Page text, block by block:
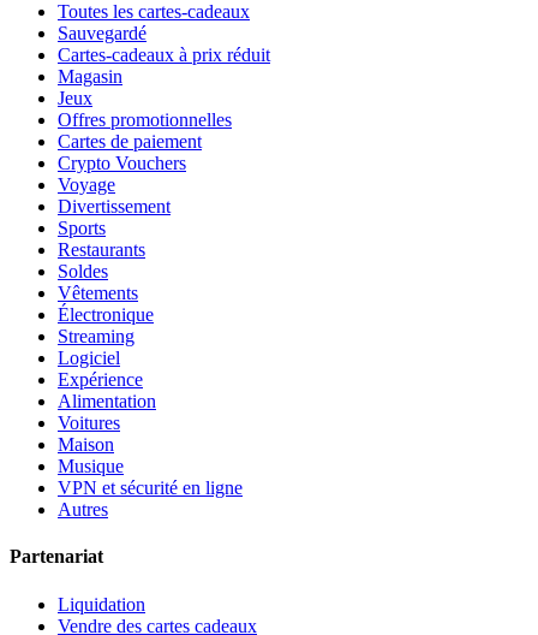
Toutes les cartes-cadeaux
Sauvegardé
Cartes-cadeaux à prix réduit
Magasin
Jeux
Offres promotionnelles
Cartes de paiement
Crypto Vouchers
Voyage
Divertissement
Sports
Restaurants
Soldes
Vêtements
Électronique
Streaming
Logiciel
Expérience
Alimentation
Voitures
Maison
Musique
VPN et sécurité en ligne
Autres
Partenariat
Liquidation
Vendre des cartes cadeaux